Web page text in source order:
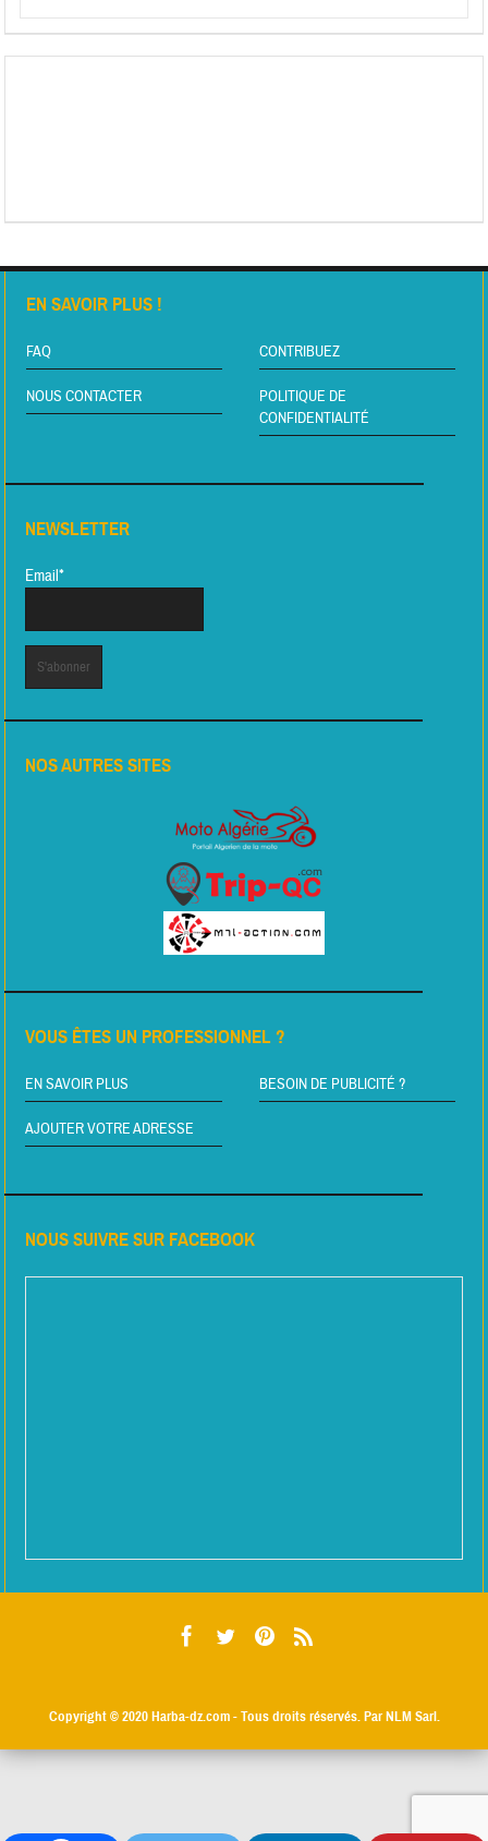
EN SAVOIR PLUS !
FAQ CONTRIBUEZ
NOUS CONTACTER
POLITIQUE DE
CONFIDENTIALITÉ
NEWSLETTER
Email*
NOS AUTRES SITES
VOUS ÊTES UN PROFESSIONNEL ?
EN SAVOIR PLUS BESOIN DE PUBLICITÉ ?
AJOUTER VOTRE ADRESSE
NOUS SUIVRE SUR FACEBOOK
Copyright © 2020Harba-dz.com- Tous droits réservés. Par NLM Sarl.